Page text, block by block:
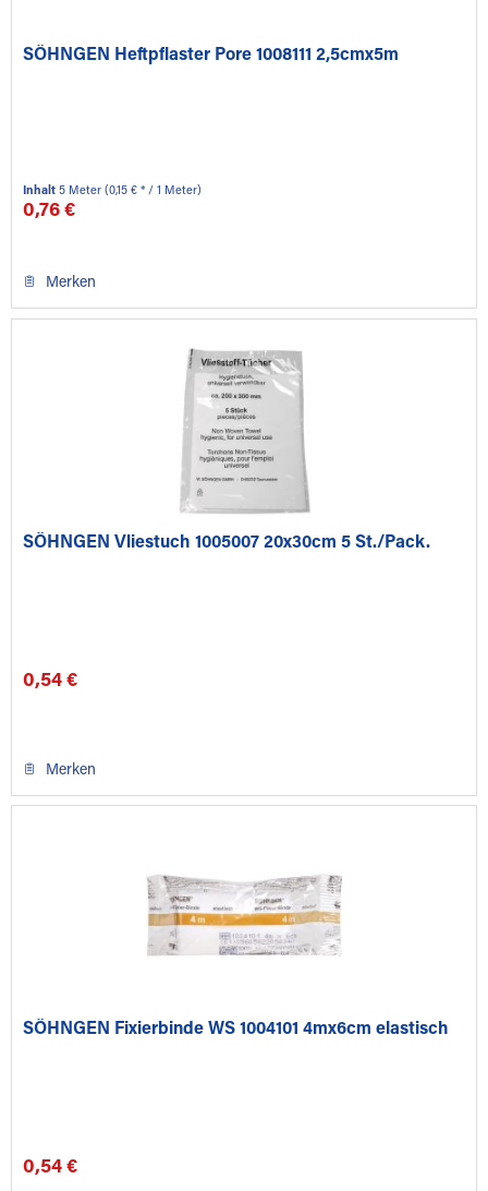
SÖHNGEN Heftpflaster Pore 1008111 2,5cmx5m
Inhalt5 Meter(0,15 € * / 1 Meter)
0,76 €
Merken
SÖHNGEN Vliestuch 1005007 20x30cm 5 St./Pack.
0,54 €
Merken
SÖHNGEN Fixierbinde WS 1004101 4mx6cm elastisch
0,54 €